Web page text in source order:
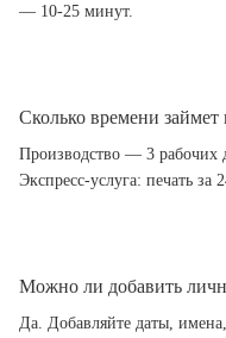
— 10-25 минут.
Сколько времени займет
Производство — 3 рабочих
Экспресс-услуга: печать за
Можно ли добавить
Да. Добавляйте даты,